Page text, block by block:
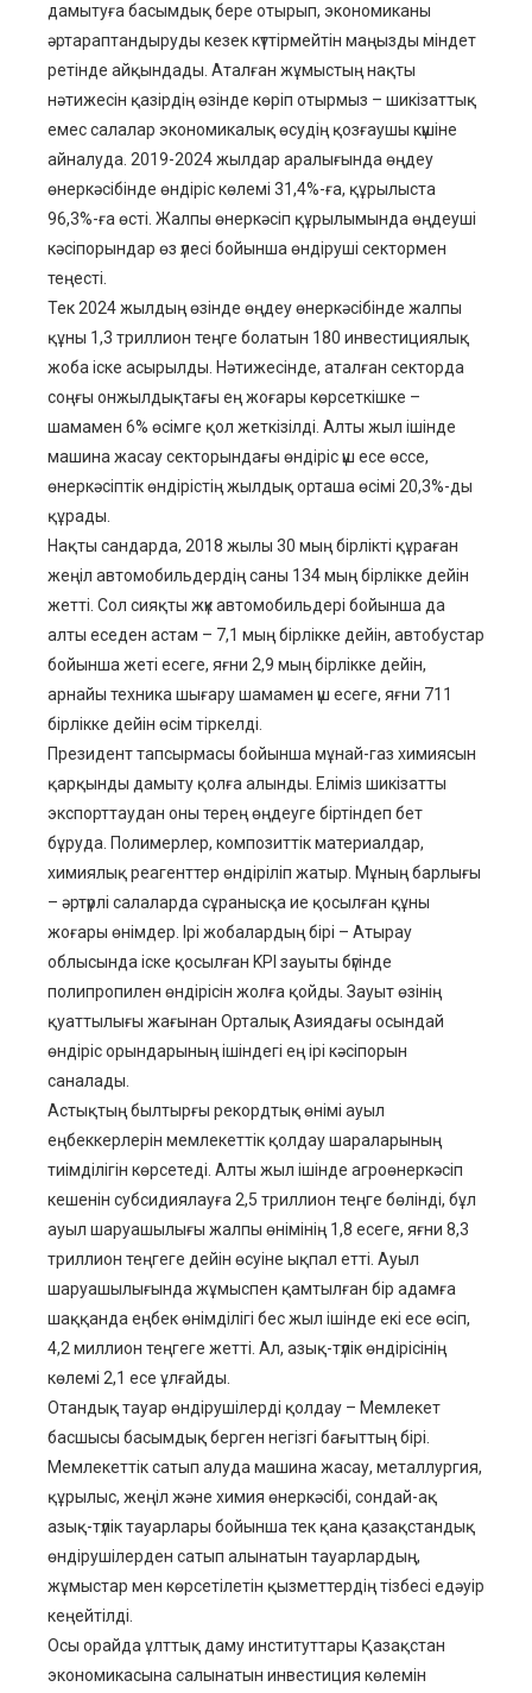
дамытуға басымдық бере отырып, экономиканы
әртараптандыруды кезек күттірмейтін маңызды міндет
ретінде айқындады. Аталған жұмыстың нақты
нәтижесін қазірдің өзінде көріп отырмыз – шикізаттық
емес салалар экономикалық өсудің қозғаушы күшіне
айналуда. 2019-2024 жылдар аралығында өңдеу
өнеркәсібінде өндіріс көлемі 31,4%-ға, құрылыста
96,3%-ға өсті. Жалпы өнеркәсіп құрылымында өңдеуші
кәсіпорындар өз үлесі бойынша өндіруші сектормен
теңесті.
Тек 2024 жылдың өзінде өңдеу өнеркәсібінде жалпы
құны 1,3 триллион теңге болатын 180 инвестициялық
жоба іске асырылды. Нәтижесінде, аталған секторда
соңғы онжылдықтағы ең жоғары көрсеткішке –
шамамен 6% өсімге қол жеткізілді. Алты жыл ішінде
машина жасау секторындағы өндіріс үш есе өссе,
өнеркәсіптік өндірістің жылдық орташа өсімі 20,3%-ды
құрады.
Нақты сандарда, 2018 жылы 30 мың бірлікті құраған
жеңіл автомобильдердің саны 134 мың бірлікке дейін
жетті. Сол сияқты жүк автомобильдері бойынша да
алты еседен астам – 7,1 мың бірлікке дейін, автобустар
бойынша жеті есеге, яғни 2,9 мың бірлікке дейін,
арнайы техника шығару шамамен үш есеге, яғни 711
бірлікке дейін өсім тіркелді.
Президент тапсырмасы бойынша мұнай-газ химиясын
қарқынды дамыту қолға алынды. Еліміз шикізатты
экспорттаудан оны терең өңдеуге біртіндеп бет
бұруда. Полимерлер, композиттік материалдар,
химиялық реагенттер өндіріліп жатыр. Мұның барлығы
– әртүрлі салаларда сұранысқа ие қосылған құны
жоғары өнімдер. Ірі жобалардың бірі – Атырау
облысында іске қосылған KPI зауыты бүгінде
полипропилен өндірісін жолға қойды. Зауыт өзінің
қуаттылығы жағынан Орталық Азиядағы осындай
өндіріс орындарының ішіндегі ең ірі кәсіпорын
саналады.
Астықтың былтырғы рекордтық өнімі ауыл
еңбеккерлерін мемлекеттік қолдау шараларының
тиімділігін көрсетеді. Алты жыл ішінде агроөнеркәсіп
кешенін субсидиялауға 2,5 триллион теңге бөлінді, бұл
ауыл шаруашылығы жалпы өнімінің 1,8 есеге, яғни 8,3
триллион теңгеге дейін өсуіне ықпал етті. Ауыл
шаруашылығында жұмыспен қамтылған бір адамға
шаққанда еңбек өнімділігі бес жыл ішінде екі есе өсіп,
4,2 миллион теңгеге жетті. Ал, азық-түлік өндірісінің
көлемі 2,1 есе ұлғайды.
Отандық тауар өндірушілерді қолдау – Мемлекет
басшысы басымдық берген негізгі бағыттың бірі.
Мемлекеттік сатып алуда машина жасау, металлургия,
құрылыс, жеңіл және химия өнеркәсібі, сондай-ақ
азық-түлік тауарлары бойынша тек қана қазақстандық
өндірушілерден сатып алынатын тауарлардың,
жұмыстар мен көрсетілетін қызметтердің тізбесі едәуір
кеңейтілді.
Осы орайда ұлттық даму институттары Қазақстан
экономикасына салынатын инвестиция көлемін